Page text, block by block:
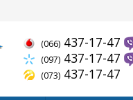
(066) 437-17-47
(097) 437-17-47
(073) 437-17-47